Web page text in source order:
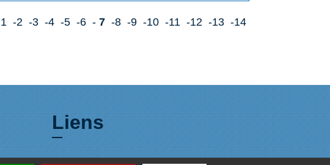
1 -2 -3 -4 -5 -6 - 7 -8 -9 -10 -11 -12 -13 -14
Liens